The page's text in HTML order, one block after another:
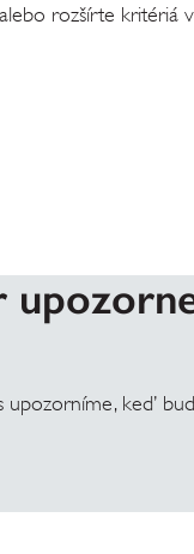
rozšírte kritériá
upozorníme, keď